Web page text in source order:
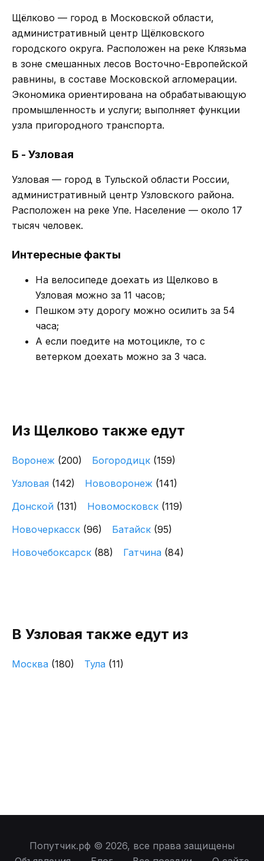
Щёлково — город в Московской области,
административный центр Щёлковского
городского округа. Расположен на реке Клязьма
в зоне смешанных лесов Восточно-Европейской
равнины, в составе Московской агломерации.
Экономика ориентирована на обрабатывающую
промышленность и услуги; выполняет функции
узла пригородного транспорта.
Б - Узловая
Узловая — город в Тульской области России,
административный центр Узловского района.
Расположен на реке Упе. Население — около 17
тысяч человек.
Интересные факты
На велосипеде доехать из Щелково в
Узловая можно за 11 часов;
Пешком эту дорогу можно осилить за 54
часа;
А если поедите на мотоцикле, то с
ветерком доехать можно за 3 часа.
Из Щелково также едут
Воронеж (200) Богородицк (159)
Узловая (142) Нововоронеж (141)
Донской (131) Новомосковск (119)
Новочеркасск (96) Батайск (95)
Новочебоксарск (88) Гатчина (84)
В Узловая также едут из
Москва (180) Тула (11)
Попутчик.рф © 2026, все права защищены